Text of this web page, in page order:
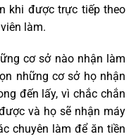
khi được trực tiếp theo
làm.
cơ sở nào nhận làm
những cơ sở họ nhận
đến lấy, vì chắc chắn
và họ sẽ nhận máy
chuyên làm để ăn tiền